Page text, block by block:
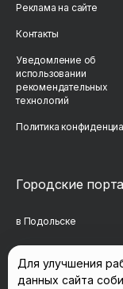
Реклама на сайте
Контакты
Уведомление об
использовании
рекомендательных
технологий
Политика
Городские
в Подольске
в Сергиевом Посаде
Для улучшения
данных сайта